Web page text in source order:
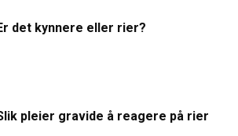
det kynnere eller rier?
pleier gravide å reagere på rier